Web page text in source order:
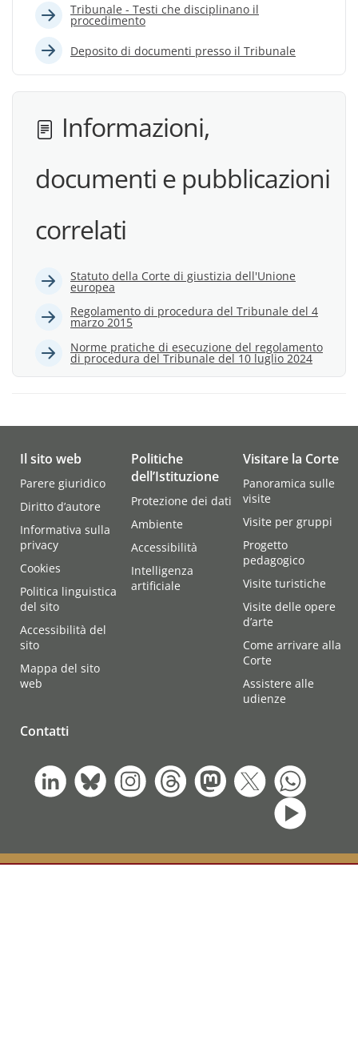
Tribunale - Testi che disciplinano il
procedimento
Deposito di documenti presso il Tribunale
Informazioni,
documenti e pubblicazioni
correlati
Statuto della Corte di giustizia dell'Unione
europea
Regolamento di procedura del Tribunale del 4
marzo 2015
Norme pratiche di esecuzione del regolamento
di procedura del Tribunale del 10 luglio 2024
Il sito web
Parere giuridico
Diritto d’autore
Informativa sulla
privacy
Cookies
Politica linguistica
del sito
Accessibilità del
sito
Mappa del sito
web
Politiche
dell’Istituzione
Protezione dei dati
Ambiente
Accessibilità
Intelligenza
artificiale
Visitare la Corte
Panoramica sulle
visite
Visite per gruppi
Progetto
pedagogico
Visite turistiche
Visite delle opere
d’arte
Come arrivare alla
Corte
Assistere alle
udienze
Contatti